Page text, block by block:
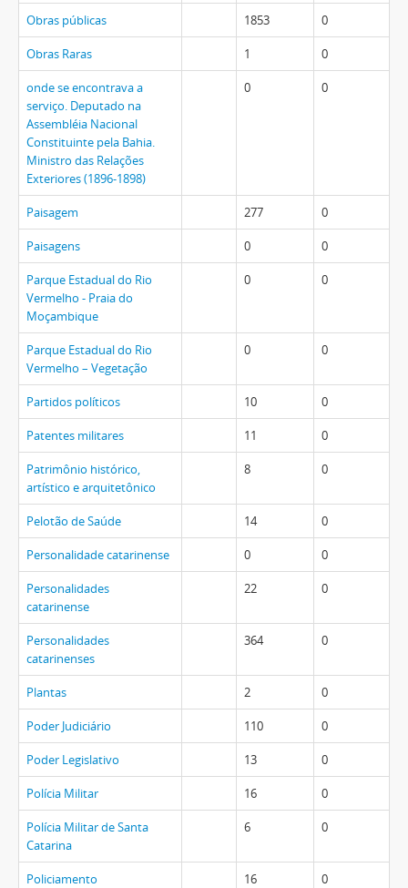
Obras públicas 1853 0
Obras Raras 1 0
onde se encontrava a
serviço. Deputado na
Assembléia Nacional
Constituinte pela Bahia.
Ministro das Relações
Exteriores (1896-1898)
0 0
Paisagem 277 0
Paisagens 0 0
Parque Estadual do Rio
Vermelho - Praia do
Moçambique
0 0
Parque Estadual do Rio
Vermelho – Vegetação
0 0
Partidos políticos 10 0
Patentes militares 11 0
Patrimônio histórico,
artístico e arquitetônico
8 0
Pelotão de Saúde 14 0
Personalidade catarinense 0 0
Personalidades
catarinense
22 0
Personalidades
catarinenses
364 0
Plantas 2 0
Poder Judiciário 110 0
Poder Legislativo 13 0
Polícia Militar 16 0
Polícia Militar de Santa
Catarina
6 0
Policiamento 16 0